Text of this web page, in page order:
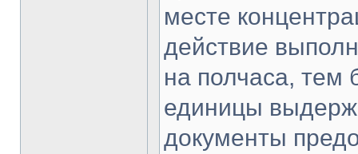
месте
действие
на полчаса, тем
единицы
документы